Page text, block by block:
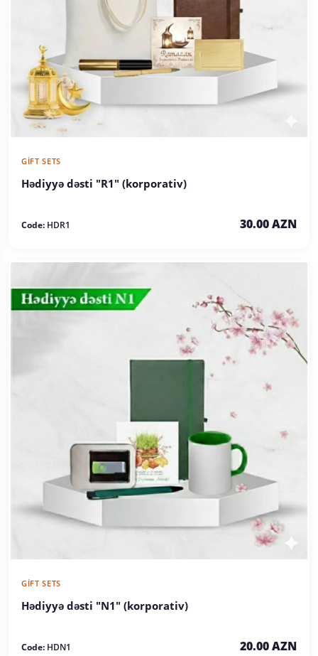
GIFT SETS
Hədiyyə dəsti "R1" (korporativ)
Code: HDR1 30.00 AZN
GIFT SETS
Hədiyyə dəsti "N1" (korporativ)
Code: HDN1 20.00 AZN